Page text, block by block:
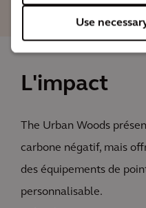
Use
L'impact
The Urban Woods
carbone négatif, mais
des équipements de
personnalisable.